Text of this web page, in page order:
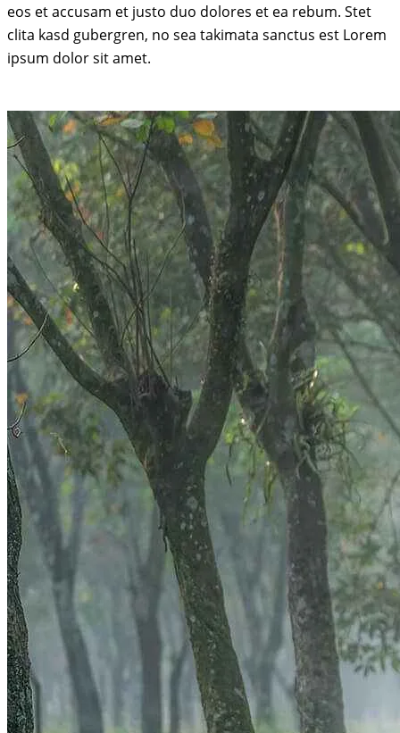
eos et accusam et justo duo dolores et ea rebum. Stet
clita kasd gubergren, no sea takimata sanctus est Lorem
ipsum dolor sit amet.